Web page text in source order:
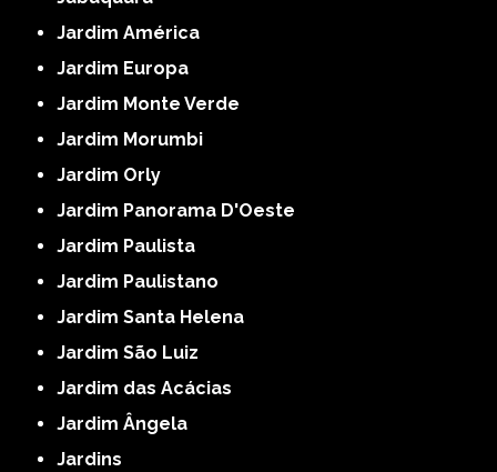
Jardim América
Jardim Europa
Jardim Monte Verde
Jardim Morumbi
Jardim Orly
Jardim Panorama D'Oeste
Jardim Paulista
Jardim Paulistano
Jardim Santa Helena
Jardim São Luiz
Jardim das Acácias
Jardim Ângela
Jardins